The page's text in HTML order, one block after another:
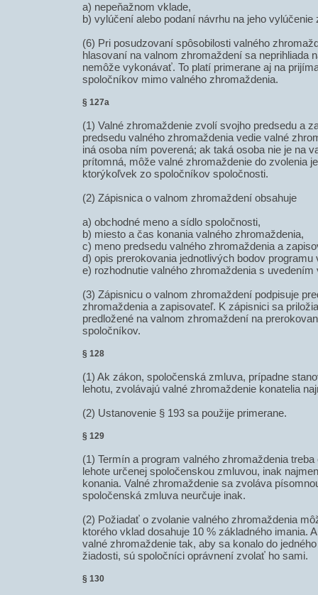
a) nepeňažnom vklade,
b) vylúčení alebo podaní návrhu na jeho vylúčenie
(6) Pri posudzovaní spôsobilosti valného
hlasovaní na valnom zhromaždení sa neprihliada
nemôže vykonávať. To platí primerane aj na
spoločníkov mimo valného zhromaždenia.
§ 127a
(1) Valné zhromaždenie zvolí svojho predsedu a
predsedu valného zhromaždenia vedie valné
iná osoba ním poverená; ak taká osoba nie je na
prítomná, môže valné zhromaždenie do zvolenia
ktorýkoľvek zo spoločníkov spoločnosti.
(2) Zápisnica o valnom zhromaždení obsahuje
a) obchodné meno a sídlo spoločnosti,
b) miesto a čas konania valného zhromaždenia,
c) meno predsedu valného zhromaždenia a
d) opis prerokovania jednotlivých bodov programu
e) rozhodnutie valného zhromaždenia s
(3) Zápisnicu o valnom zhromaždení podpisuje
zhromaždenia a zapisovateľ. K zápisnici sa
predložené na valnom zhromaždení na
spoločníkov.
§ 128
(1) Ak zákon, spoločenská zmluva, prípadne
lehotu, zvolávajú valné zhromaždenie konatelia
(2) Ustanovenie § 193 sa použije primerane.
§ 129
(1) Termín a program valného zhromaždenia
lehote určenej spoločenskou zmluvou, inak
konania. Valné zhromaždenie sa zvoláva
spoločenská zmluva neurčuje inak.
(2) Požiadať o zvolanie valného zhromaždenia
ktorého vklad dosahuje 10 % základného imania.
valné zhromaždenie tak, aby sa konalo do
žiadosti, sú spoločníci oprávnení zvolať ho sami.
§ 130